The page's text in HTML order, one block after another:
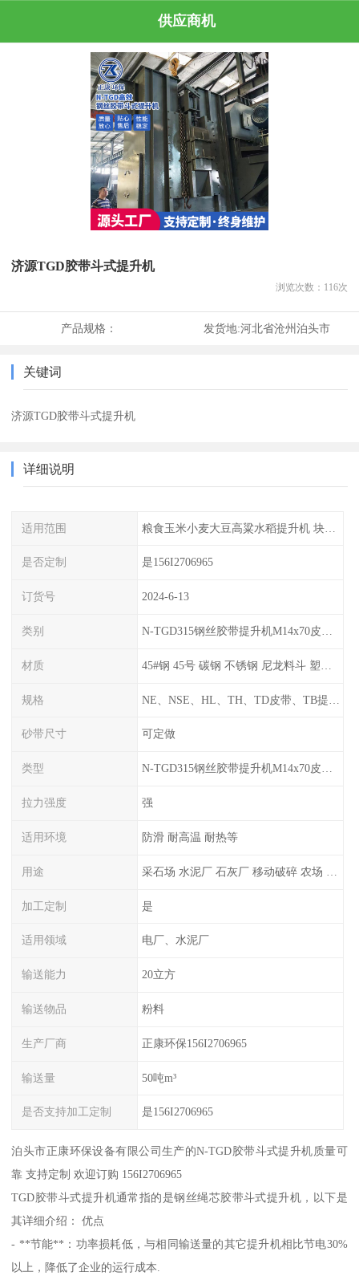
供应商机
济源TGD胶带斗式提升机
浏览次数： 116次
产品规格： 发货地:河北省沧州泊头市
关键词
济源TGD胶带斗式提升机
详细说明
适用范围 粮食玉米小麦大豆高粱水稻提升机 块煤 颗粒粉末 如煤、砂、焦末、水泥、碎矿石等
是否定制 是156I2706965
订货号 2024-6-13
类别
材质
规格
砂带尺寸 可定做
类型 N-TGD315钢丝胶带提升机M14x70皮带料斗螺栓螺丝生产厂家可订做
拉力强度 强
适用环境 防滑 耐高温 耐热等
用途
加工定制 是
适用领域 电厂、水泥厂
输送能力 20立方
输送物品 粉料
生产厂商 正康环保156I2706965
输送量 50吨m³
是否支持加工定制 是156I2706965
泊头市正康环保设备有限公司生产的N-TGD胶带斗式提升机质量可
靠 支持定制 欢迎订购 156I2706965
TGD胶带斗式提升机通常指的是钢丝绳芯胶带斗式提升机，以下是
其详细介绍： 优点
- **节能**：功率损耗低，与相同输送量的其它提升机相比节电30%
以上，降低了企业的运行成本.